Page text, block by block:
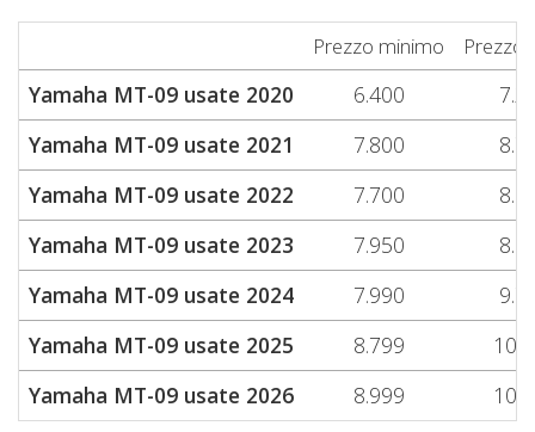
Prezzo minimo Prezzo
Yamaha MT-09 usate 2020 6.400
Yamaha MT-09 usate 2021
7.800
Yamaha MT-09 usate 2022
7.700
Yamaha MT-09 usate 2023
7.950
Yamaha MT-09 usate 2024
7.990
Yamaha MT-09 usate 2025
8.799
Yamaha MT-09 usate 2026
8.999